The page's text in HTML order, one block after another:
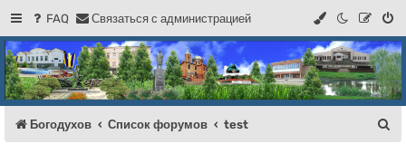
FAQ Связаться с администрацией
Регистрация
Форум Богодухова
Богодухов
Богодухов Список форумов test